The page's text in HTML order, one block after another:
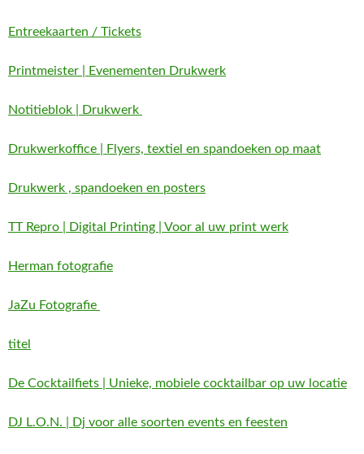
Entreekaarten / Tickets
Printmeister | Evenementen Drukwerk
Notitieblok | Drukwerk
Drukwerkoffice | Flyers, textiel en spandoeken op maat
Drukwerk , spandoeken en posters
TT Repro | Digital Printing | Voor al uw print werk
Herman fotografie
JaZu Fotografie
titel
De Cocktailfiets | Unieke, mobiele cocktailbar op uw locatie
DJ L.O.N. | Dj voor alle soorten events en feesten